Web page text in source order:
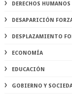
DERECHOS HUMANOS
DESAPARICIÓN
DESPLAZAMIENTO
ECONOMÍA
EDUCACIÓN
GOBIERNO Y